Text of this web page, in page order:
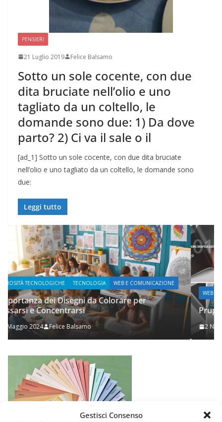
Gestisci Consenso
PENSIERI
21 Luglio 2019 Felice Balsamo
Sotto un sole cocente, con due
dita bruciate nell’olio e uno
tagliato da un coltello, le
domande sono due: 1) Da dove
parto? 2) Ci va il sale o il
[ad_1] Sotto un sole cocente, con due dita bruciate
nell’olio e uno tagliato da un coltello, le domande sono
due:
Leggi tutto
WEB E COMUNICAZIONE
Prupix Studio Grafico
2 Novembre 2023 Felice Balsamo